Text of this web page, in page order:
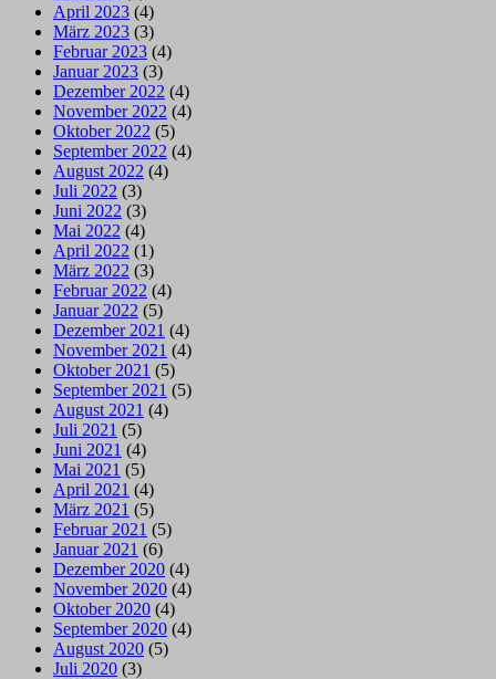
April 2023 (4)
März 2023 (3)
Februar 2023 (4)
Januar 2023 (3)
Dezember 2022 (4)
November 2022 (4)
Oktober 2022 (5)
September 2022 (4)
August 2022 (4)
Juli 2022 (3)
Juni 2022 (3)
Mai 2022 (4)
April 2022 (1)
März 2022 (3)
Februar 2022 (4)
Januar 2022 (5)
Dezember 2021 (4)
November 2021 (4)
Oktober 2021 (5)
September 2021 (5)
August 2021 (4)
Juli 2021 (5)
Juni 2021 (4)
Mai 2021 (5)
April 2021 (4)
März 2021 (5)
Februar 2021 (5)
Januar 2021 (6)
Dezember 2020 (4)
November 2020 (4)
Oktober 2020 (4)
September 2020 (4)
August 2020 (5)
Juli 2020 (3)